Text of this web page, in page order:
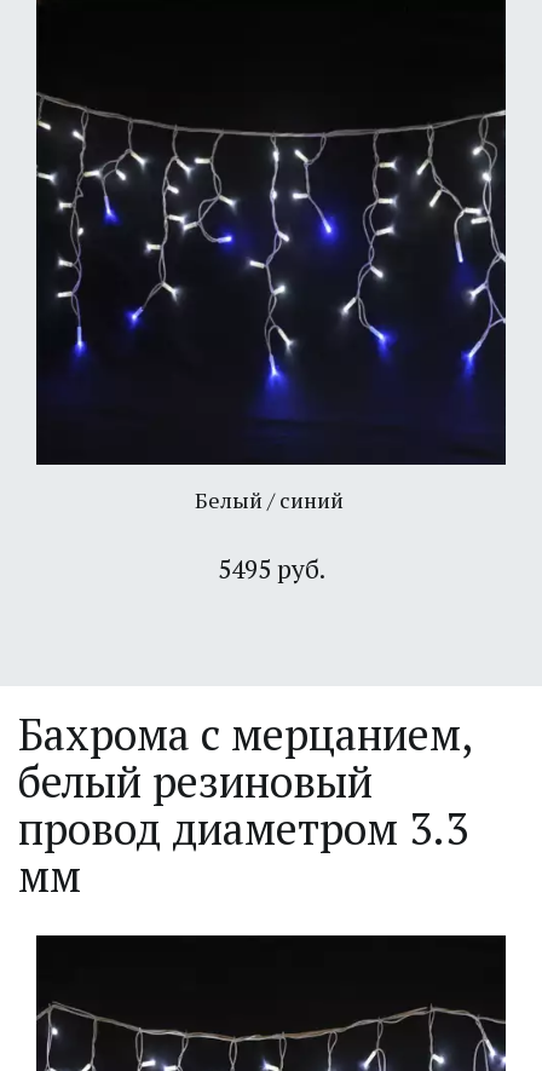
Белый / синий
5495 руб.
Бахрома с мерцанием,
белый резиновый
провод диаметром 3.3
мм